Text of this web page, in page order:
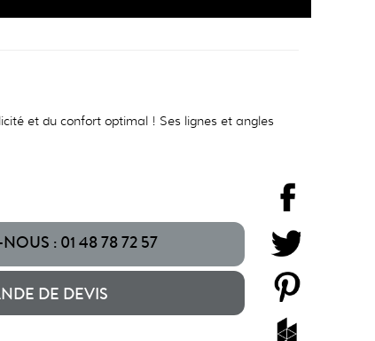
et du confort optimal ! Ses lignes et angles
: 01 48 78 72 57
DE DEVIS